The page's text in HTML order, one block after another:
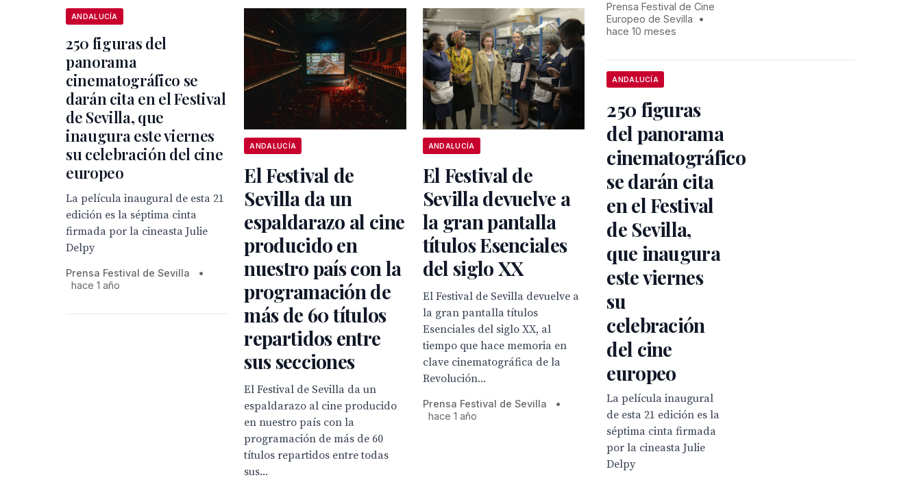
ANDALUCÍA
250 figuras del
panorama
cinematográfico se
darán cita en el Festival
de Sevilla, que
inaugura este viernes
su celebración del cine
europeo
La película inaugural de esta 21
edición es la séptima cinta
firmada por la cineasta Julie
Delpy
Prensa Festival de Sevilla
•
hace 1 año
ANDALUCÍA
El Festival de
Sevilla da un
espaldarazo al cine
producido en
nuestro país con la
programación de
más de 60 títulos
repartidos entre
sus secciones
El Festival de Sevilla da un
espaldarazo al cine producido
en nuestro país con la
programación de más de 60
títulos repartidos entre todas
sus...
ANDALUCÍA
El Festival de
Sevilla devuelve a
la gran pantalla
títulos Esenciales
del siglo XX
El Festival de Sevilla devuelve a
la gran pantalla títulos
Esenciales del siglo XX, al
tiempo que hace memoria en
clave cinematográfica de la
Revolución...
Prensa Festival de Sevilla
•
hace 1 año
Prensa Festival de Cine
Europeo de Sevilla
•
hace 10 meses
ANDALUCÍA
250 figuras
del panorama
cinematográfico
se darán cita
en el Festival
de Sevilla,
que inaugura
este viernes
su
celebración
del cine
europeo
La película inaugural
de esta 21 edición es la
séptima cinta firmada
por la cineasta Julie
Delpy